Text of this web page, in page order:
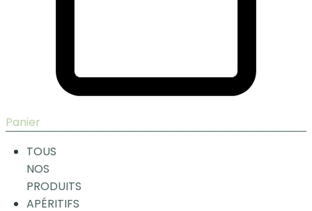
Panier
TOUS
NOS
PRODUITS
APÉRITIFS